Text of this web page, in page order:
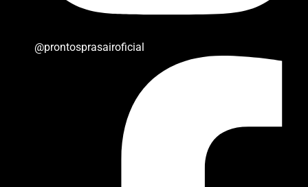
@prontosprasairoficial